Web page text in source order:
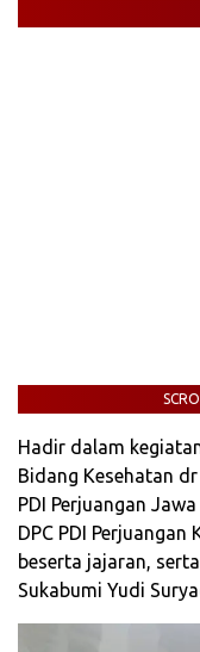
Hadir dalam
Bidang Kesehatan
PDI Perjuangan
DPC PDI
beserta jajaran,
Sukabumi Yudi